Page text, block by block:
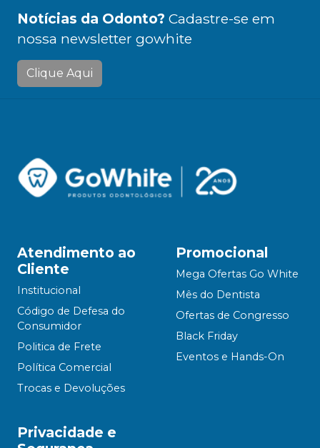
Notícias da Odonto? Cadastre-se em
nossa newsletter gowhite
Clique Aqui
Atendimento ao
Cliente
Institucional
Código de Defesa do
Consumidor
Politica de Frete
Política Comercial
Trocas e Devoluções
Promocional
Mega Ofertas Go White
Mês do Dentista
Ofertas de Congresso
Black Friday
Eventos e Hands-On
Privacidade e